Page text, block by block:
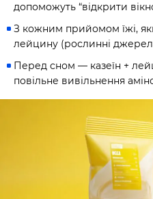
допоможуть “відкрити
З кожним прийомом їжі,
лейцину (рослинні
Перед сном — казеїн +
повільне вивільнення